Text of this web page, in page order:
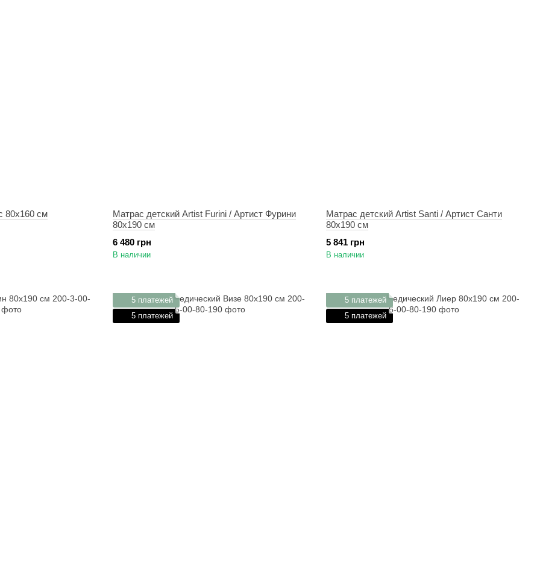
80х160 см
Матрас детский Artist Furini / Артист Фурини
80х190 см
6 480 грн
В наличии
Матрас детский Artist Santi / Артист Санти
80х190 см
5 841 грн
В наличии
5 платежей
5 платежей
5 платежей
5 платежей